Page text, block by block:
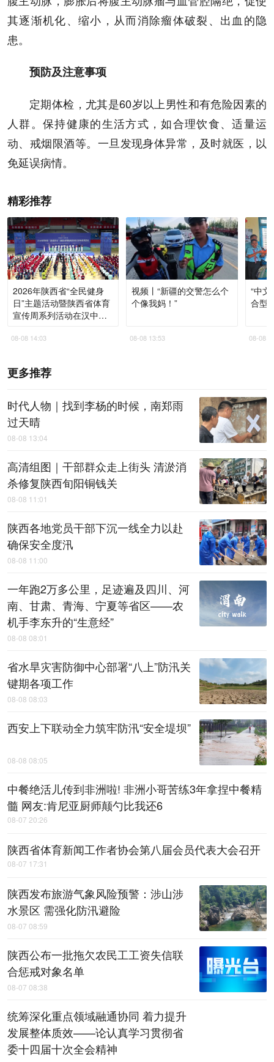
其逐渐机化、缩小，从而消除瘤体破裂、出血的隐
患。
预防及注意事项
定期体检，尤其是60岁以上男性和有危险因素的
人群。保持健康的生活方式，如合理饮食、适量运
动、戒烟限酒等。一旦发现身体异常，及时就医，以
免延误病情。
精彩推荐
2026年陕西省“全民健身
日”主题活动暨陕西省体育
宣传周系列活动在汉中启
08-08 14:03
视频丨“新疆的交警怎么个
个像我妈！”
08-08 13:53
“中
合型
08-08
更多推荐
时代人物｜找到李杨的时候，南郑雨
过天晴
08-08 13:04
高清组图｜干部群众走上街头 清淤消
杀修复陕西旬阳铜钱关
08-08 11:01
陕西各地党员干部下沉一线全力以赴
确保安全度汛
08-08 11:00
一年跑2万多公里，足迹遍及四川、河
南、甘肃、青海、宁夏等省区——农
机手李东升的“生意经”
08-08 08:01
省水旱灾害防御中心部署“八上”防汛关
键期各项工作
08-08 08:03
西安上下联动全力筑牢防汛“安全堤坝”
08-08 08:05
中餐绝活儿传到非洲啦! 非洲小哥苦练3年拿捏中餐精
髓 网友:肯尼亚厨师颠勺比我还6
08-07 20:26
陕西省体育新闻工作者协会第八届会员代表大会召开
08-07 17:31
陕西发布旅游气象风险预警：涉山涉
水景区 需强化防汛避险
08-07 08:59
陕西公布一批拖欠农民工工资失信联
合惩戒对象名单
08-07 08:38
统筹深化重点领域融通协同 着力提升
发展整体质效——论认真学习贯彻省
委十四届十次全会精神